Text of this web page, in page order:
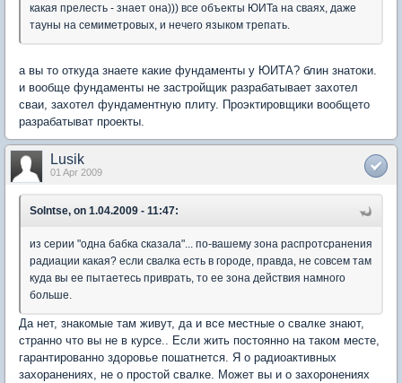
какая прелесть - знает она))) все объекты ЮИТа на сваях, даже
тауны на семиметровых, и нечего языком трепать.
а вы то откуда знаете какие фундаменты у ЮИТА? блин знатоки.
и вообще фундаменты не застройщик разрабатывает захотел
сваи, захотел фундаментную плиту. Проэктировщики вообщето
разрабатыват проекты.
Lusik
01 Apr 2009
Solntse, on 1.04.2009 - 11:47:
из серии "одна бабка сказала"... по-вашему зона распротсранения
радиации какая? если свалка есть в городе, правда, не совсем там
куда вы ее пытаетесь приврать, то ее зона действия намного
больше.
Да нет, знакомые там живут, да и все местные о свалке знают,
странно что вы не в курсе.. Если жить постоянно на таком месте,
гарантированно здоровье пошатнется. Я о радиоактивных
захоранениях, не о простой свалке. Может вы и о захоронениях